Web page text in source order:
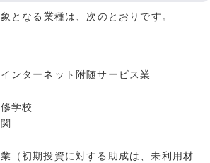
となる業種は、次のとおりです。
ンターネット附随サービス業
学校
（初期投資に対する助成は、未利用材